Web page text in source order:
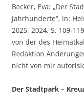
Becker, Eva: „Der
Jahrhunderte“, in:
2025, 2024, S. 109-
von der des
Redaktion
nicht von mir
Der Stadtpark –